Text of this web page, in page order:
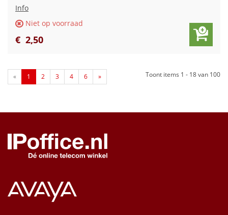
Info
Niet op voorraad
€ 2,50
Toont items 1 - 18van 100
« 1 2 3 4 6 »